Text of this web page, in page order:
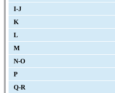
I-J
K
L
M
N-O
P
Q-R